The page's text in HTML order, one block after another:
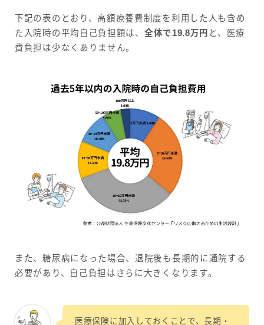
下記の表のとおり、高額療養費制度を利用した人も含め
た入院時の平均自己負担額は、 全体で19.8万円 と、医療
費負担は少なくありません。
また、糖尿病になった場合、退院後も長期的に通院する
必要があり、自己負担はさらに大きくなります。
医療保険に加入しておくことで、長期・